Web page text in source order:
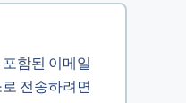
함된 이메일
전송하려면